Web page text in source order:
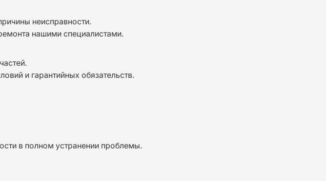
неисправности.
нашими специалистами.
и гарантийных обязательств.
в полном устранении проблемы.